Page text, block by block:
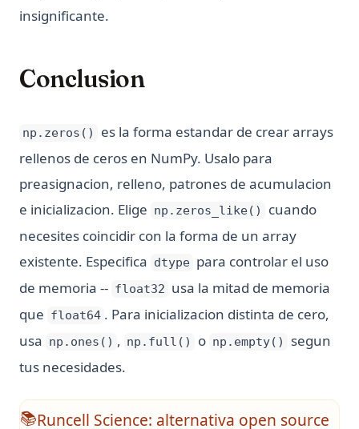
insignificante.
Conclusion
np.zeros()
es la forma estandar de crear arrays
rellenos de ceros en NumPy. Usalo para
preasignacion, relleno, patrones de acumulacion
e inicializacion. Elige np.zeros_like()
cuando
necesites coincidir con la forma de un array
existente. Especifica dtype para controlar el uso
de memoria -- float32 usa la mitad de memoria
que float64 . Para inicializacion distinta de cero,
usa np.ones() , np.full() o np.empty()
segun
tus necesidades.
📚Runcell Science: alternativa open source